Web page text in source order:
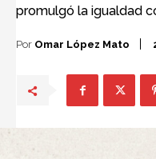
promulgó la igualdad
Por Omar López Mato